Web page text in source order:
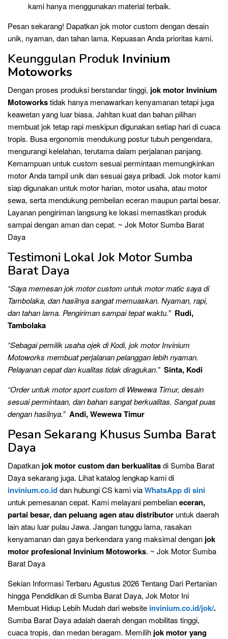
kami hanya menggunakan material terbaik.
Pesan sekarang! Dapatkan jok motor custom dengan desain
unik, nyaman, dan tahan lama. Kepuasan Anda prioritas kami.
Keunggulan Produk Invinium
Motoworks
Dengan proses produksi berstandar tinggi, jok motor Invinium
Motoworkstidak hanya menawarkan kenyamanan tetapi juga
keawetan yang luar biasa. Jahitan kuat dan bahan pilihan
membuat jok tetap rapi meskipun digunakan setiap hari di cuaca
tropis. Busa ergonomis mendukung postur tubuh pengendara,
mengurangi kelelahan, terutama dalam perjalanan panjang.
Kemampuan untuk custom sesuai permintaan memungkinkan
motor Anda tampil unik dan sesuai gaya pribadi. Jok motor kami
siap digunakan untuk motor harian, motor usaha, atau motor
sewa, serta mendukung pembelian eceran maupun partai besar.
Layanan pengiriman langsung ke lokasi memastikan produk
sampai dengan aman dan cepat. ~ Jok Motor Sumba Barat
Daya
Testimoni Lokal Jok Motor Sumba
Barat Daya
“Saya memesan jok motor custom untuk motor matic saya di
Tambolaka, dan hasilnya sangat memuaskan. Nyaman, rapi,
dan tahan lama. Pengiriman sampai tepat waktu.” Rudi,
Tambolaka
“Sebagai pemilik usaha ojek di Kodi, jok motor Invinium
Motoworks membuat perjalanan pelanggan lebih nyaman.
Pelayanan cepat dan kualitas tidak diragukan.” Sinta, Kodi
“Order untuk motor sport custom di Wewewa Timur, desain
sesuai permintaan, dan bahan sangat berkualitas. Sangat puas
dengan hasilnya.” Andi, Wewewa Timur
Pesan Sekarang Khusus Sumba Barat
Daya
Dapatkan jok motor custom dan berkualitasdi Sumba Barat
Daya sekarang juga. Lihat katalog lengkap kami di
invinium.co.iddan hubungi CS kami viaWhatsApp di sini
untuk pemesanan cepat. Kami melayani pembelianeceran,
partai besar, dan peluang agen atau distributor untuk daerah
lain atau luar pulau Jawa. Jangan tunggu lama, rasakan
kenyamanan dan gaya berkendara yang maksimal dengan jok
motor profesional Invinium Motoworks. ~ Jok Motor Sumba
Barat Daya
Sekian Informasi Terbaru Agustus 2026 Tentang Dari Pertanian
hingga Pendidikan di Sumba Barat Daya, Jok Motor Ini
Membuat Hidup Lebih Mudah dari website invinium.co.id/jok/.
Sumba Barat Daya adalah daerah dengan mobilitas tinggi,
cuaca tropis, dan medan beragam. Memilih jok motor yang